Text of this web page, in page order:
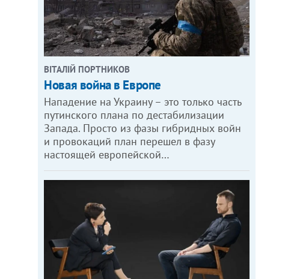
ВІТАЛІЙ ПОРТНИКОВ
Новая война в Европе
Нападение на Украину – это только часть
путинского плана по дестабилизации
Запада. Просто из фазы гибридных войн
и провокаций план перешел в фазу
настоящей европейской…